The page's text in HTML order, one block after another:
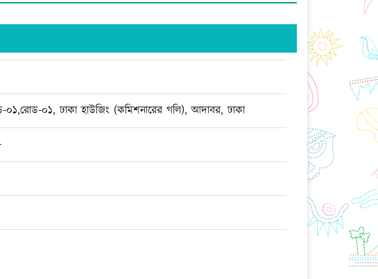
০১,রোড-০১, ঢাকা হাউজিং (কমিশনারের গলি), আদাবর, ঢাকা